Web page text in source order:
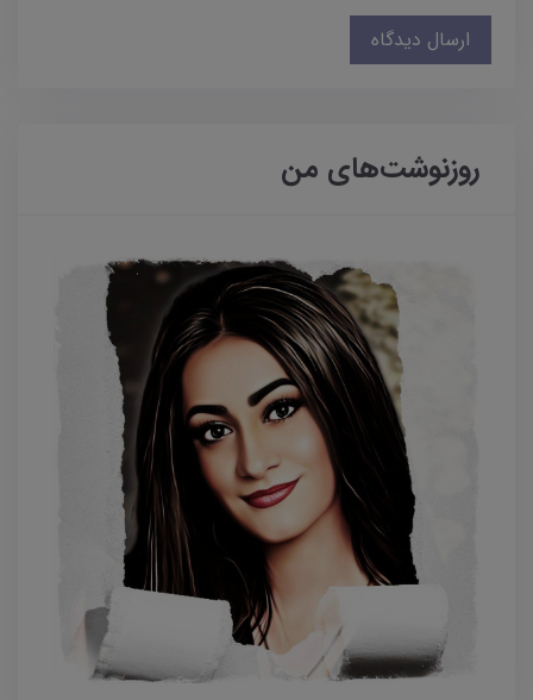
ارسال دیدگاه
روزنوشت‌های من